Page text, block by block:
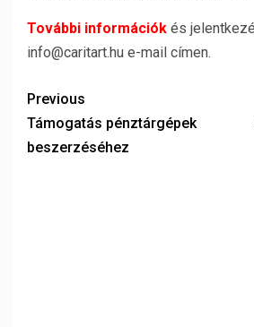
További információk és
info@caritart.hu e-mail címen.
Previous
Támogatás pénztárgépek
beszerzéséhez